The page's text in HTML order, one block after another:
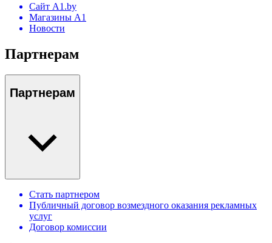
Сайт A1.by
Магазины А1
Новости
Партнерам
Партнерам
Стать партнером
Публичный договор возмездного оказания рекламных
услуг
Договор комиссии